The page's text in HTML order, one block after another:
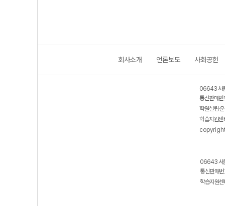
회사소개 언론보도 사회공헌
06643 서
통신판매
학원설립·
학습지원
06643 서
통신판매
학습지원